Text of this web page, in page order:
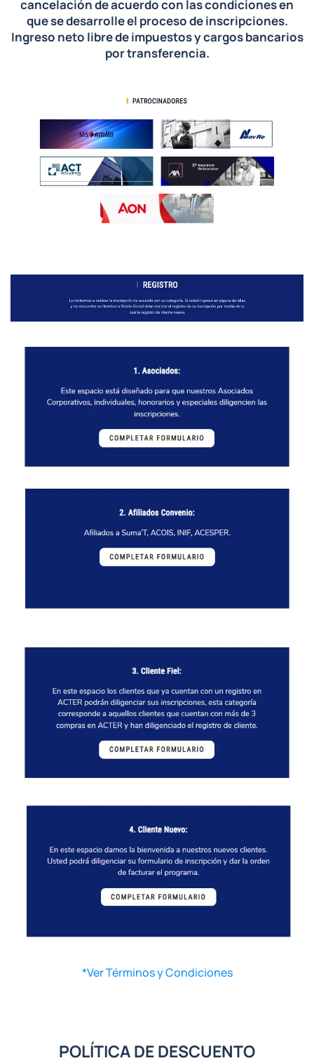
cancelación de acuerdo con las condiciones en
que se desarrolle el proceso de inscripciones.
Ingreso neto libre de impuestos y cargos bancarios
por transferencia.
*Ver Términos y Condiciones
POLÍTICA DE DESCUENTO